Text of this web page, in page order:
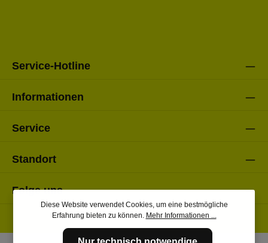
Service-Hotline
Informationen
Service
Standort
Folge uns
Diese Website verwendet Cookies, um eine bestmögliche
Erfahrung bieten zu können. Mehr Informationen ...